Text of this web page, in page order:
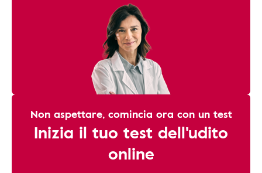
Non aspettare, comincia ora con un test
Inizia il tuo test dell'udito
online